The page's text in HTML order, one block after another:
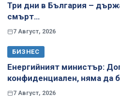
Три дни в България –
смърт…
7 Август, 2026
БИЗНЕС
Енергийният министър:
конфиденциален, няма да
7 Август, 2026